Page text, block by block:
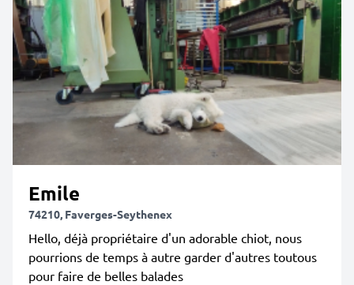
Emile
74210, Faverges-Seythenex
Hello, déjà propriétaire d'un adorable chiot, nous
pourrions de temps à autre garder d'autres toutous
pour faire de belles balades